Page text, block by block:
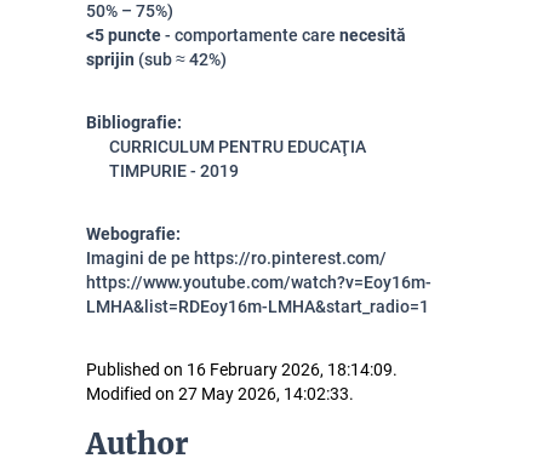
50% – 75%)
<5 puncte- comportamente care necesită
sprijin (sub ≈ 42%)
Bibliografie:
CURRICULUM PENTRU EDUCAŢIA
TIMPURIE - 2019
Webografie:
Imagini de pe https://ro.pinterest.com/
https://www.youtube.com/watch?v=Eoy16m-
LMHA&list=RDEoy16m-LMHA&start_radio=1
Published on 16 February 2026, 18:14:09.
Modified on 27 May 2026, 14:02:33.
Author